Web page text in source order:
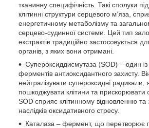
тканинну специфічність. Такі сполуки
клітинні структури серцевого м’яза,
енергетичному метаболізму та
серцево‑судинної системи. Цей тип
екстрактів традиційно застосовується
органів, з яких вони отримані.
Супероксиддисмутаза (SOD) – один
ферментів антиоксидантного захисту.
нейтралізувати супероксидні радикали,
пошкоджувати клітини та прискорювати
SOD сприяє клітинному відновленню
наслідків оксидативного стресу.
Каталаза – фермент, що перетворює